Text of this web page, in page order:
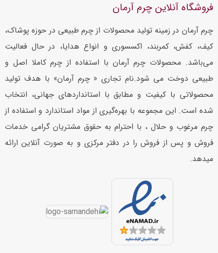
فروشگاه آنلاین چرم آرمان
چرم آرمان در زمینه تولید محصولات از چرم طبیعی در حوزه پوشاک،
کیف، کفش، کمربند، اکسسوری و انواع هدایا، در حال فعالیت
می‌باشد. محصولات چرم آرمان با استفاده از چرم کاملا اصل و
طبیعی دوخت می شود.نام تجاری « چرم آرمان» با هدف تولید
محصولاتی با کیفیت و مطابق با استانداردهای جهانی، انتخاب
شده است. این مجموعه با بهره‌گیری از مواد استاندارد و استفاده از
چرم مرغوب و حلال ، با احترام به حقوق مشتریان گرامی خدمات
فروش و پس از فروش را در دفتر مرکزی و به صورت آنلاین ارائه
میدهد.